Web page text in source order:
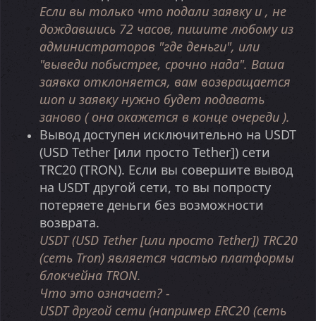
Если вы только что подали заявку и , не
дождавшись 72 часов, пишите любому из
администраторов "где деньги", или
"выведи побыстрее, срочно нада". Ваша
заявка отклоняется, вам возвращается
шоп и заявку нужно будет подавать
заново ( она окажется в конце очереди ).
Вывод доступен исключительно на USDT
(USD Tether [или просто Tether]) сети
TRC20 (TRON). Если вы совершите вывод
на USDT другой сети, то вы попросту
потеряете деньги без возможности
возврата.
USDT (USD Tether [или просто Tether]) TRC20
(сеть Tron) является частью платформы
блокчейна TRON.
Что это означает? -
USDT другой сети (например ERC20 (сеть